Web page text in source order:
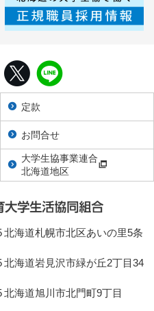
定款
お問合せ
大学生協事業連合
北海道地区
海道札幌市北区あいの里5条
海道岩見沢市緑が丘2丁目34
海道旭川市北門町9丁目